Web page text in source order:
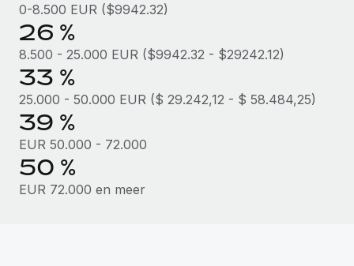
0-8.500 EUR ($9942.32)
26 %
8.500 - 25.000 EUR ($9942.32 - $29242.12)
33 %
25.000 - 50.000 EUR ($ 29.242,12 - $ 58.484,25)
39 %
EUR 50.000 - 72.000
50 %
EUR 72.000 en meer